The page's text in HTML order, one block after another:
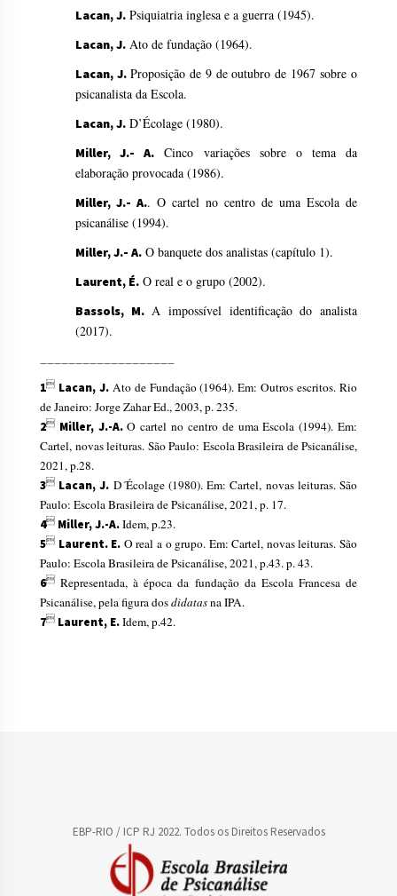
Lacan, J. Psiquiatria inglesa e a guerra (1945).
Lacan, J. Ato de fundação (1964).
Lacan, J. Proposição de 9 de outubro de 1967 sobre o
psicanalista da Escola.
Lacan, J. D’Écolage (1980).
Miller, J.- A.
Cinco variações sobre o tema da
elaboração provocada (1986).
Miller, J.- A.. O cartel no centro de uma Escola de
psicanálise (1994).
Miller, J.- A. O banquete dos analistas (capítulo 1).
Laurent, É. O real e o grupo (2002).
Bassols, M.A impossível identificação do analista
(2017).
___________________
1 Lacan, J.Ato de Fundação (1964). Em: Outros escritos. Rio
de Janeiro: Jorge Zahar Ed., 2003, p. 235.
2 Miller, J.-A.O cartel no centro de uma Escola (1994). Em:
Cartel, novas leituras. São Paulo: Escola Brasileira de Psicanálise,
2021, p.28.
3 Lacan, J. D´Écolage (1980). Em: Cartel, novas leituras. São
Paulo: Escola Brasileira de Psicanálise, 2021, p. 17.
4 Miller, J.-A.Idem, p.23.
5 Laurent. E. O real a o grupo. Em: Cartel, novas leituras. São
Paulo: Escola Brasileira de Psicanálise, 2021, p.43. p. 43.
6 Representada, à época da fundação da Escola Francesa de
Psicanálise, pela figura dosdidatasna IPA.
7 Laurent, E.Idem, p.42.
EBP-RIO / ICP RJ 2022. Todos os Direitos Reservados